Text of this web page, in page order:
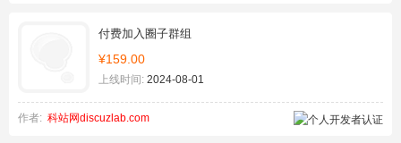
付费加入圈子群组
¥159.00
上线时间: 2024-08-01
作者: 科站网discuzlab.com